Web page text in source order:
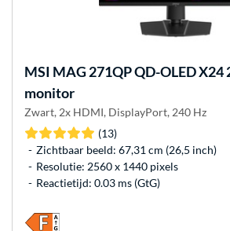
MSI MAG 271QP QD-OLED X24
monitor
Zwart, 2x HDMI, DisplayPort, 240 Hz
(13)
Zichtbaar beeld: 67,31 cm (26,5 inch)
Resolutie: 2560 x 1440 pixels
Reactietijd: 0.03 ms (GtG)